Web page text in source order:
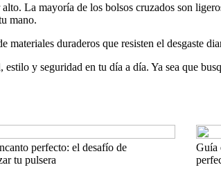
La mayoría de los bolsos cruzados son
mano.
materiales duraderos que resisten el desgaste
y seguridad en tu día a día. Ya sea que
perfecto: el desafío de
tu pulsera
Guía